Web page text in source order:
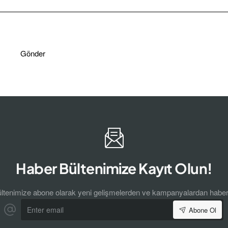
Gönder
Haber Bültenimize Kayıt Olun!
abone olarak yeni gelişmelerden ve kampanyalardan
email
Abone Ol